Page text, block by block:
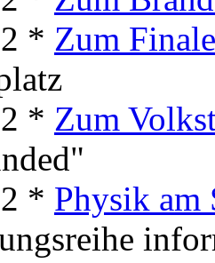
* Zum Finale
* Zum
* Physik am